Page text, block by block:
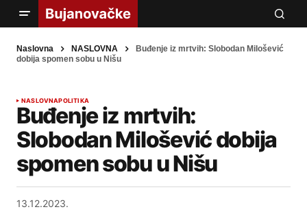
Naslovna NASLOVNA
Buđenje iz mrtvih: Slobodan Milošević
dobija spomen sobu u Nišu
NASLOVNAPOLITIKA
Buđenje iz mrtvih:
Slobodan Milošević dobija
spomen sobu u Nišu
13.12.2023.